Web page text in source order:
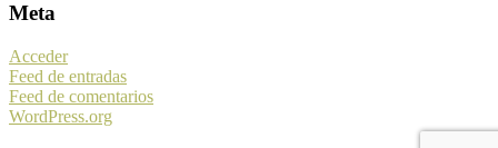
Meta
Acceder
Feed de entradas
Feed de comentarios
WordPress.org